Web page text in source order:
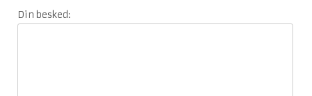
Din besked: